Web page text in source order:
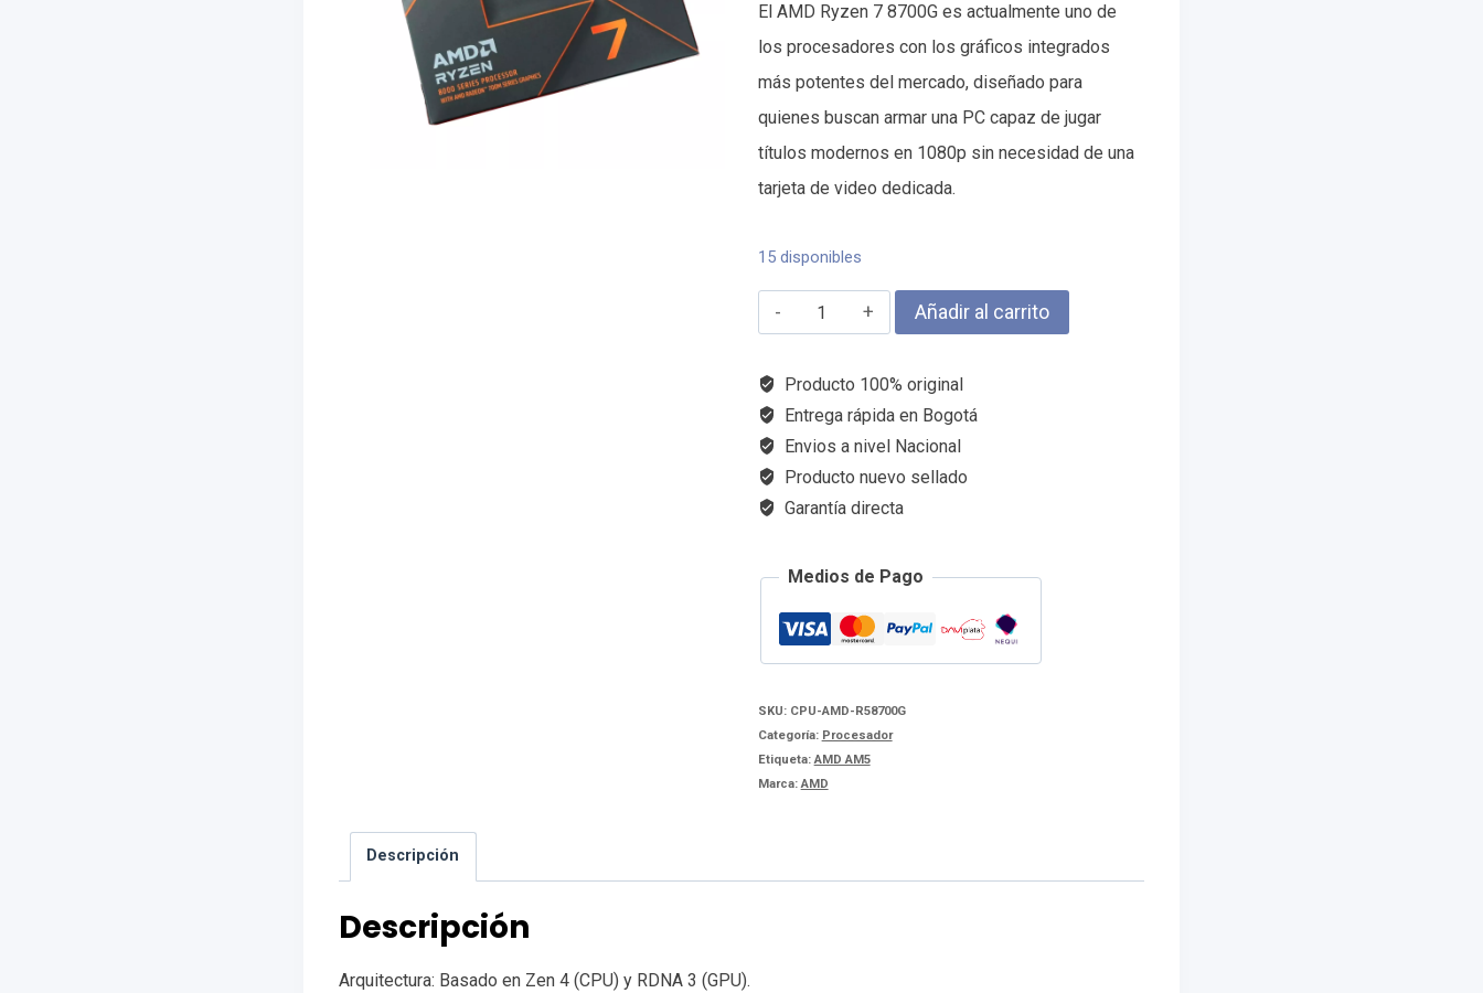
El AMD Ryzen 7 8700G es actualmente uno de
los procesadores con los gráficos integrados
más potentes del mercado, diseñado para
quienes buscan armar una PC capaz de jugar
títulos modernos en 1080p sin necesidad de una
tarjeta de video dedicada.
15 disponibles
AMD
7
8700G
cantidad
Añadir al carrito
Producto 100% original
Entrega rápida en Bogotá
Envios a nivel Nacional
Producto nuevo sellado
Garantía directa
Medios de Pago
SKU: CPU-AMD-R58700G
Categoría: Procesador
Etiqueta:AMD AM5
Marca:AMD
Descripción
Descripción
Arquitectura: Basado en Zen 4 (CPU) y RDNA 3 (GPU).